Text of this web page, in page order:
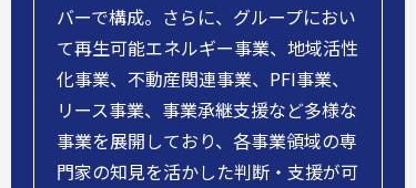
バーで構成。さらに、グループにおい
て再生可能エネルギー事業、地域活性
化事業、不動産関連事業、PFI事業、
リース事業、事業承継支援など多様な
事業を展開しており、各事業領域の専
門家の知見を活かした判断・支援が可